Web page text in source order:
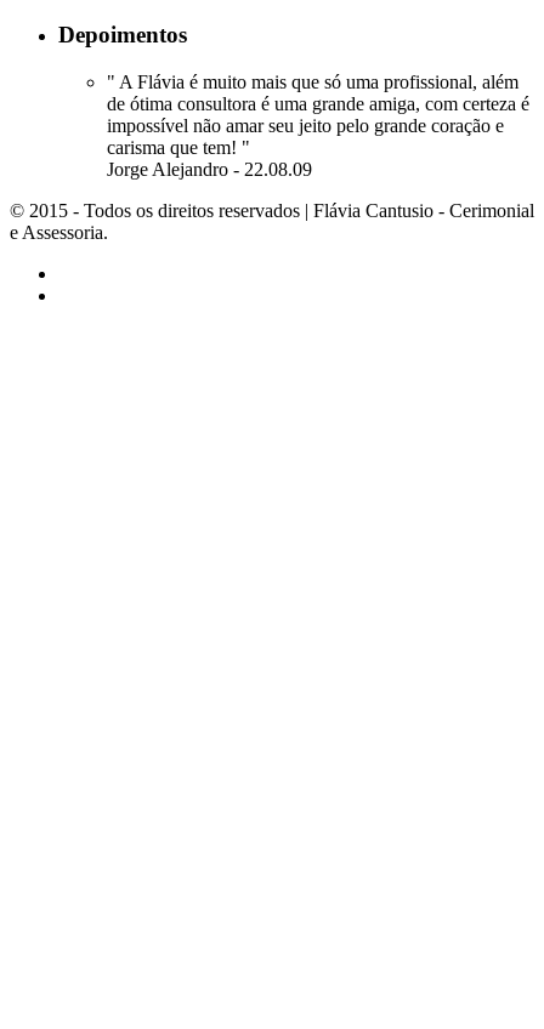
Depoimentos
" A Flávia é muito mais que só uma profissional, além
de ótima consultora é uma grande amiga, com certeza é
impossível não amar seu jeito pelo grande coração e
carisma que tem! "
Jorge Alejandro - 22.08.09
© 2015 - Todos os direitos reservados | Flávia Cantusio - Cerimonial
e Assessoria.